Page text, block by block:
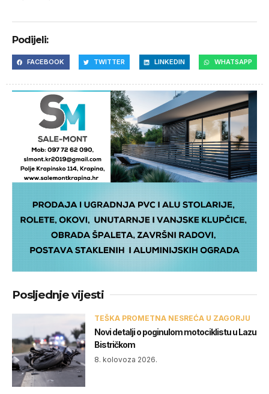
Podijeli:
FACEBOOK TWITTER LINKEDIN WHATSAPP
Posljednje vijesti
TEŠKA PROMETNA NESREĆA U ZAGORJU
Novi detalji o poginulom motociklistu u Lazu
Bistričkom
8. kolovoza 2026.